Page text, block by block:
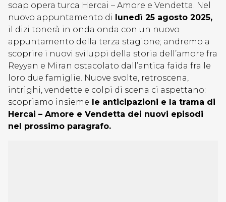
soap opera turca Hercai – Amore e Vendetta. Nel
nuovo appuntamento di lunedì 25 agosto 2025,
il dizi tonerà in onda onda con un nuovo
appuntamento della terza stagione; andremo a
scoprire i nuovi sviluppi della storia dell’amore fra
Reyyan e Miran ostacolato dall’antica faida fra le
loro due famiglie. Nuove svolte, retroscena,
intrighi, vendette e colpi di scena ci aspettano:
scopriamo insieme le anticipazioni e la trama di
Hercai – Amore e Vendetta dei nuovi episodi
nel prossimo paragrafo.